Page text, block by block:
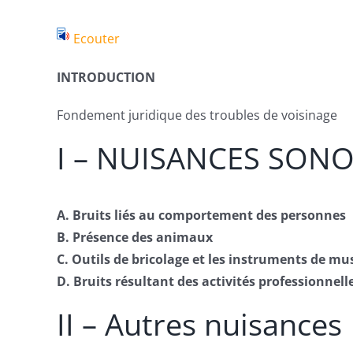
Ecouter
INTRODUCTION
Fondement juridique des troubles de voisinage
I – NUISANCES
A. Bruits liés au comportement des personnes
B. Présence des animaux
C. Outils de bricolage et les instruments de
D. Bruits résultant des activités
II – Autres nuisances